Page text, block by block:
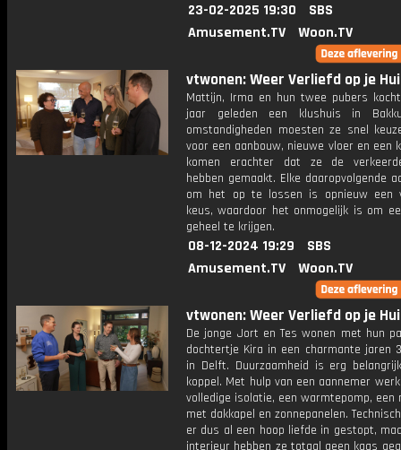
23-02-2025 19:30
SBS
Amusement.TV
Woon.TV
vtwonen: Weer Verliefd op je
Mattijn, Irma en hun twee pubers
jaar geleden een klushuis in
omstandigheden moesten ze snel
voor een aanbouw, nieuwe vloer en een
komen erachter dat ze de
hebben gemaakt. Elke daaropvolgende
om het op te lossen is opnieuw een
keus, waardoor het onmogelijk is om
geheel te krijgen.
08-12-2024 19:29
SBS
Amusement.TV
Woon.TV
vtwonen: Weer Verliefd op je
De jonge Jort en Tes wonen met hun
dochtertje Kira in een charmante jaren
in Delft. Duurzaamheid is erg
koppel. Met hulp van een aannemer
volledige isolatie, een warmtepomp, een
met dakkapel en zonnepanelen.
er dus al een hoop liefde in gestopt,
interieur hebben ze totaal geen kaas